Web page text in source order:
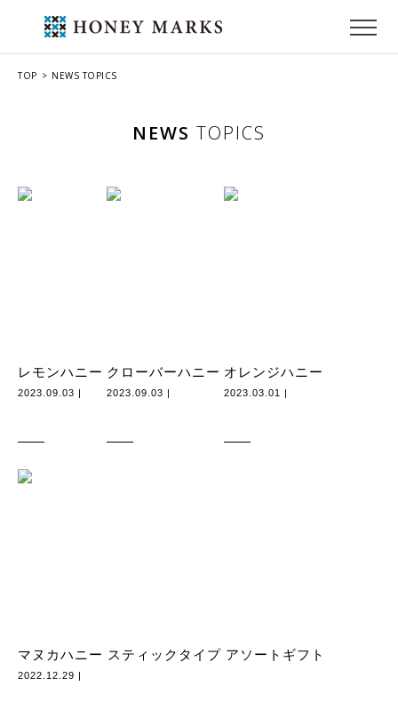
TOP NEWS TOPICS
NEWS TOPICS
レモンハニー
2023.09.03 |
クローバーハニー
2023.09.03 |
オレンジハニー
2023.03.01 |
マヌカハニー スティックタイプ アソートギフト
2022.12.29 |